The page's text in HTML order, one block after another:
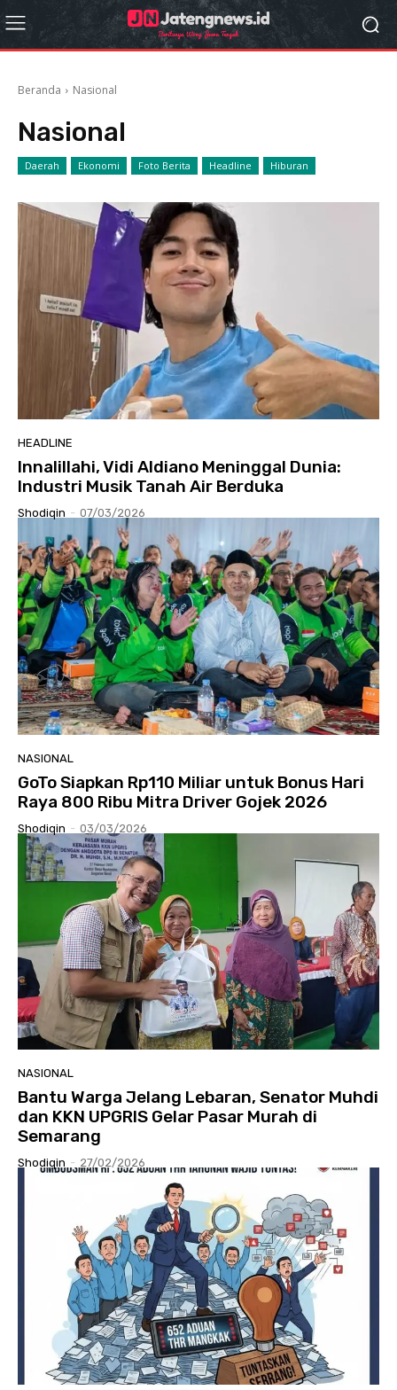
Beranda Nasional
Nasional
Daerah Ekonomi Foto Berita Headline Hiburan
HEADLINE
Innalillahi, Vidi Aldiano Meninggal Dunia:
Industri Musik Tanah Air Berduka
Shodiqin - 07/03/2026
NASIONAL
GoTo Siapkan Rp110 Miliar untuk Bonus Hari
Raya 800 Ribu Mitra Driver Gojek 2026
Shodiqin - 03/03/2026
NASIONAL
Bantu Warga Jelang Lebaran, Senator Muhdi
dan KKN UPGRIS Gelar Pasar Murah di
Semarang
Shodiqin - 27/02/2026